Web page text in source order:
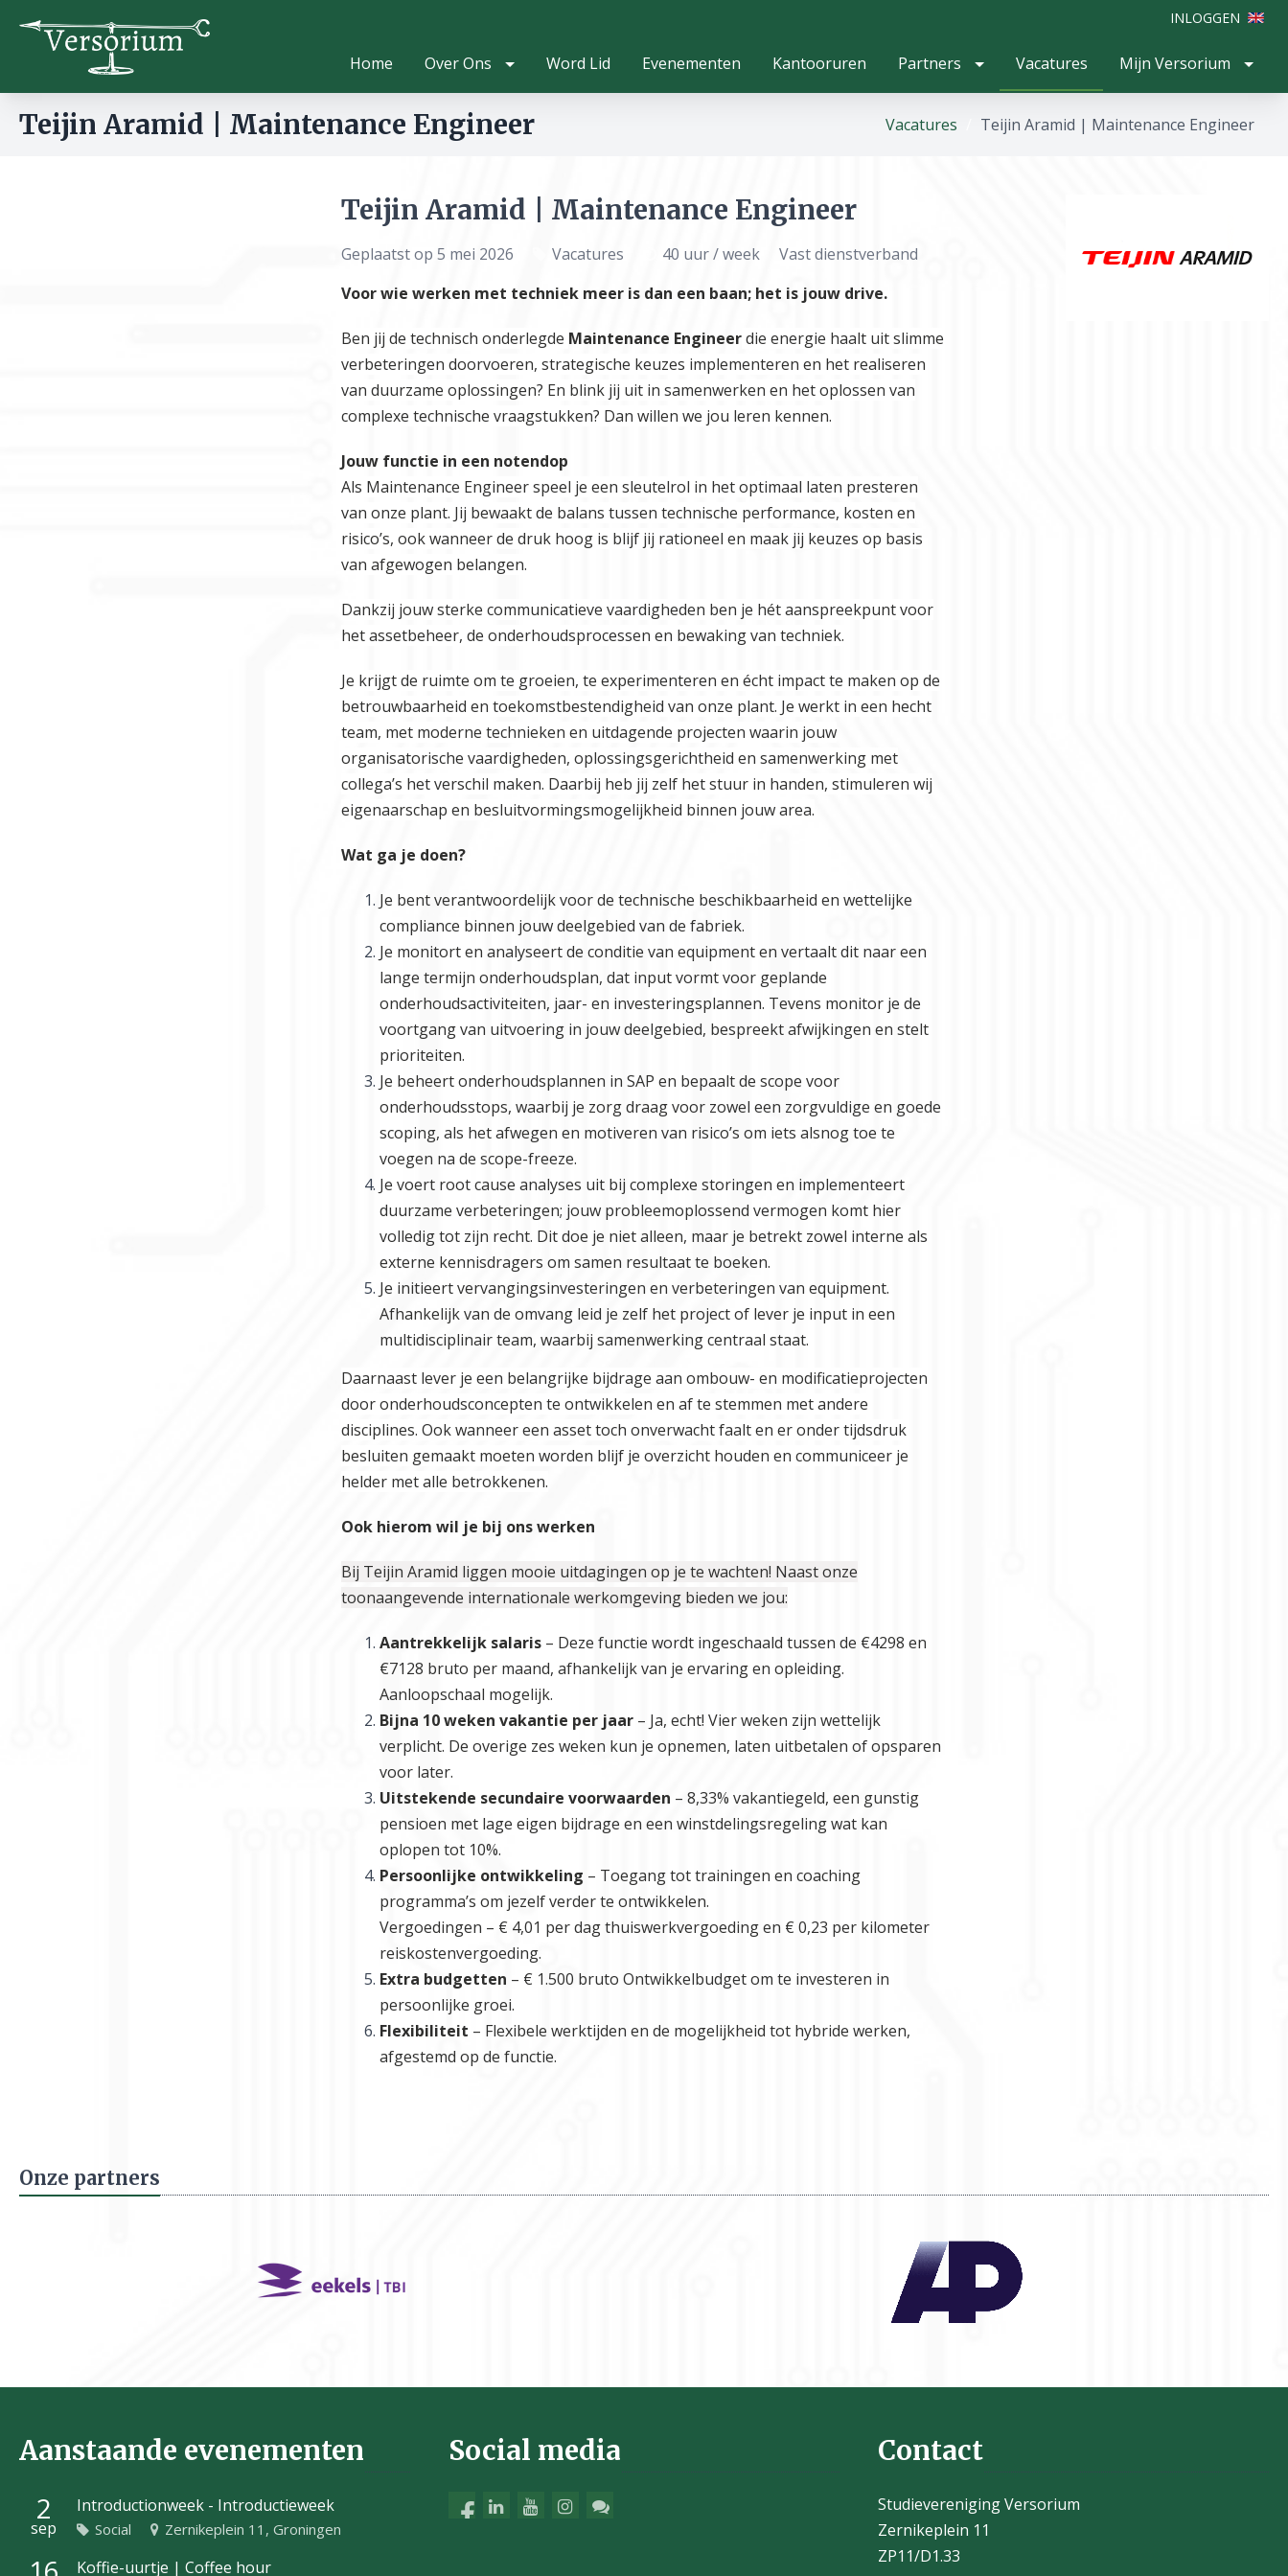
INLOGGEN
Home Over Ons Word Lid Evenementen Kantooruren Partners Vacatures Mijn Versorium
Vacatures Teijin Aramid | Maintenance Engineer
Teijin Aramid | Maintenance Engineer
Teijin Aramid | Maintenance Engineer
Geplaatst op 5 mei 2026 Vacatures 40 uur / week
Vast dienstverband
Voor wie werken met techniek meer is dan een baan; het is jouw drive.
Ben jij de technisch onderlegde Maintenance Engineerdie energie haalt uit slimme
verbeteringen doorvoeren, strategische keuzes implementeren en het realiseren
van duurzame oplossingen? En blink jij uit in samenwerken en het oplossen van
complexe technische vraagstukken? Dan willen we jou leren kennen.
Jouw functie in een notendop
Als Maintenance Engineer speel je een sleutelrol in het optimaal laten presteren
van onze plant. Jij bewaakt de balans tussen technische performance, kosten en
risico’s, ook wanneer de druk hoog is blijf jij rationeel en maak jij keuzes op basis
van afgewogen belangen.
Dankzij jouw sterke communicatieve vaardigheden ben je hét aanspreekpunt voor
het assetbeheer, de onderhoudsprocessen en bewaking van techniek.
Je krijgt de ruimte om te groeien, te experimenteren en écht impact te maken op de
betrouwbaarheid en toekomstbestendigheid van onze plant. Je werkt in een hecht
team, met moderne technieken en uitdagende projecten waarin jouw
organisatorische vaardigheden, oplossingsgerichtheid en samenwerking met
collega’s het verschil maken. Daarbij heb jij zelf het stuur in handen, stimuleren wij
eigenaarschap en besluitvormingsmogelijkheid binnen jouw area.
Wat ga je doen?
Je bent verantwoordelijk voor de technische beschikbaarheid en wettelijke
compliance binnen jouw deelgebied van de fabriek.
Je monitort en analyseert de conditie van equipment en vertaalt dit naar een
lange termijn onderhoudsplan, dat input vormt voor geplande
onderhoudsactiviteiten, jaar- en investeringsplannen. Tevens monitor je de
voortgang van uitvoering in jouw deelgebied, bespreekt afwijkingen en stelt
prioriteiten.
Je beheert onderhoudsplannen in SAP en bepaalt de scope voor
onderhoudsstops, waarbij je zorg draag voor zowel een zorgvuldige en goede
scoping, als het afwegen en motiveren van risico’s om iets alsnog toe te
voegen na de scope-freeze.
Je voert root cause analyses uit bij complexe storingen en implementeert
duurzame verbeteringen; jouw probleemoplossend vermogen komt hier
volledig tot zijn recht. Dit doe je niet alleen, maar je betrekt zowel interne als
externe kennisdragers om samen resultaat te boeken.
Je initieert vervangingsinvesteringen en verbeteringen van equipment.
Afhankelijk van de omvang leid je zelf het project of lever je input in een
multidisciplinair team, waarbij samenwerking centraal staat.
Daarnaast lever je een belangrijke bijdrage aan ombouw- en modificatieprojecten
door onderhoudsconcepten te ontwikkelen en af te stemmen met andere
disciplines. Ook wanneer een asset toch onverwacht faalt en er onder tijdsdruk
besluiten gemaakt moeten worden blijf je overzicht houden en communiceer je
helder met alle betrokkenen.
Ook hierom wil je bij ons werken
Bij Teijin Aramid liggen mooie uitdagingen op je te wachten! Naast onze
toonaangevende internationale werkomgeving bieden we jou:
Aantrekkelijk salaris – Deze functie wordt ingeschaald tussen de €4298 en
€7128 bruto per maand, afhankelijk van je ervaring en opleiding.
Aanloopschaal mogelijk.
Bijna 10 weken vakantie per jaar – Ja, echt! Vier weken zijn wettelijk
verplicht. De overige zes weken kun je opnemen, laten uitbetalen of opsparen
voor later.
Uitstekende secundaire voorwaarden – 8,33% vakantiegeld, een gunstig
pensioen met lage eigen bijdrage en een winstdelingsregeling wat kan
oplopen tot 10%.
Persoonlijke ontwikkeling – Toegang tot trainingen en coaching
programma’s om jezelf verder te ontwikkelen.
Vergoedingen – € 4,01 per dag thuiswerkvergoeding en € 0,23 per kilometer
reiskostenvergoeding.
Extra budgetten – € 1.500 bruto Ontwikkelbudget om te investeren in
persoonlijke groei.
Flexibiliteit – Flexibele werktijden en de mogelijkheid tot hybride werken,
afgestemd op de functie.
Onze partners
Aanstaande evenementen
2
sep
Introductionweek - Introductieweek
Social Zernikeplein 11, Groningen
Koffie-uurtje | Coffee hour
Social media Contact
Studievereniging Versorium
Zernikeplein 11
ZP11/D1.33